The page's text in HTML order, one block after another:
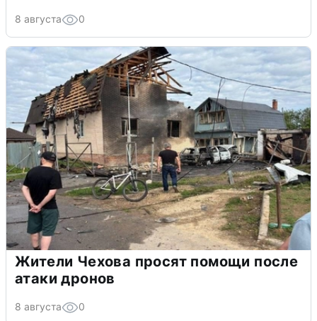
8 августа 0
Жители Чехова просят помощи после
атаки дронов
8 августа 0